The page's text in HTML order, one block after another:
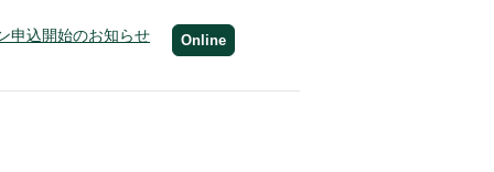
申込開始のお知らせ Online